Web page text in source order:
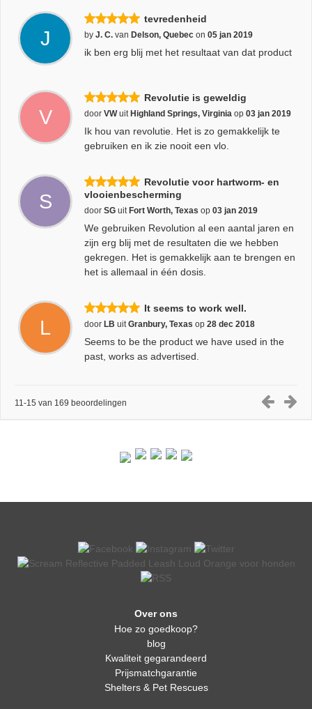
J
tevredenheid
by J. C. van Delson, Quebec on 05 jan 2019
ik ben erg blij met het resultaat van dat product
V
Revolutie is geweldig
door VW uit Highland Springs, Virginia op 03 jan 2019
Ik hou van revolutie. Het is zo gemakkelijk te
gebruiken en ik zie nooit een vlo.
S
Revolutie voor hartworm- en
vlooienbescherming
door SG uit Fort Worth, Texas op 03 jan 2019
We gebruiken Revolution al een aantal jaren en
zijn erg blij met de resultaten die we hebben
gekregen. Het is gemakkelijk aan te brengen en
het is allemaal in één dosis.
L
It seems to work well.
door LB uitGranbury, Texas op 28 dec 2018
Seems to be the product we have used in the
past, works as advertised.
11-15 van 169 beoordelingen
Over ons
Hoe zo goedkoop?
blog
Kwaliteit gegarandeerd
Prijsmatchgarantie
Shelters & Pet Rescues